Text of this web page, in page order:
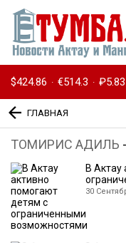
$424.86 · €514.3 · ₽5.83
ГЛАВНАЯ
ТОМИРИС АДИЛЬ
В Актау
30